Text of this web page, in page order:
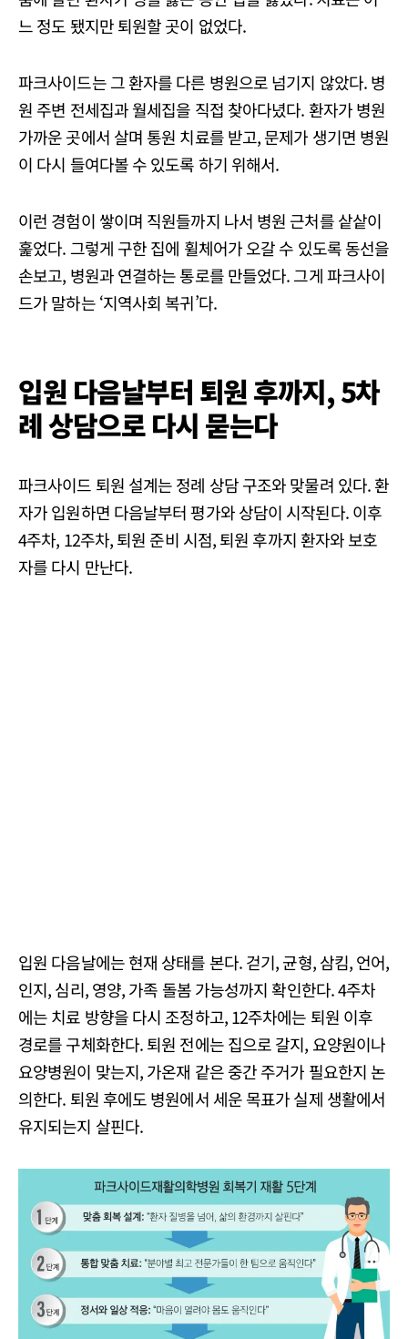
느 정도 됐지만 퇴원할 곳이 없었다.
파크사이드는 그 환자를 다른 병원으로 넘기지 않았다. 병
원 주변 전세집과 월세집을 직접 찾아다녔다. 환자가 병원
가까운 곳에서 살며 통원 치료를 받고, 문제가 생기면 병원
이 다시 들여다볼 수 있도록 하기 위해서.
이런 경험이 쌓이며 직원들까지 나서 병원 근처를 샅샅이
훑었다. 그렇게 구한 집에 휠체어가 오갈 수 있도록 동선을
손보고, 병원과 연결하는 통로를 만들었다. 그게 파크사이
드가 말하는 ‘지역사회 복귀’다.
입원 다음날부터 퇴원 후까지, 5차
례 상담으로 다시 묻는다
파크사이드 퇴원 설계는 정례 상담 구조와 맞물려 있다. 환
자가 입원하면 다음날부터 평가와 상담이 시작된다. 이후
4주차, 12주차, 퇴원 준비 시점, 퇴원 후까지 환자와 보호
자를 다시 만난다.
입원 다음날에는 현재 상태를 본다. 걷기, 균형, 삼킴, 언어,
인지, 심리, 영양, 가족 돌봄 가능성까지 확인한다. 4주차
에는 치료 방향을 다시 조정하고, 12주차에는 퇴원 이후
경로를 구체화한다. 퇴원 전에는 집으로 갈지, 요양원이나
요양병원이 맞는지, 가온재 같은 중간 주거가 필요한지 논
의한다. 퇴원 후에도 병원에서 세운 목표가 실제 생활에서
유지되는지 살핀다.